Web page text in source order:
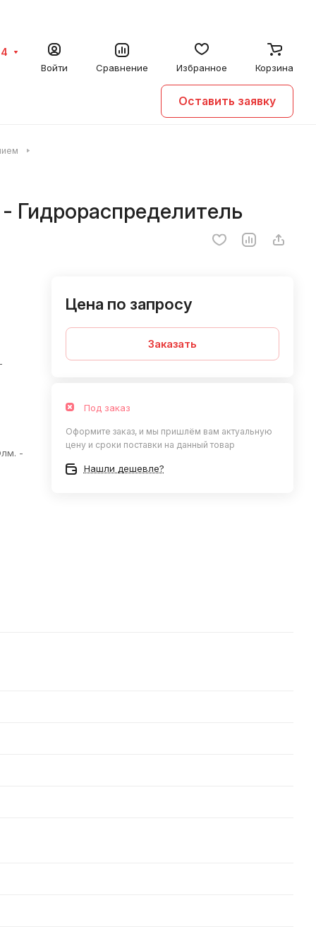
Войти Сравнение Избранное Корзина
Оставить заявку
Гидрораспределитель
-
Цена по запросу
Заказать
Под заказ
Оформите заказ, и мы пришлём вам актуальную
цену и сроки поставки на данный товар
Нашли дешевле?